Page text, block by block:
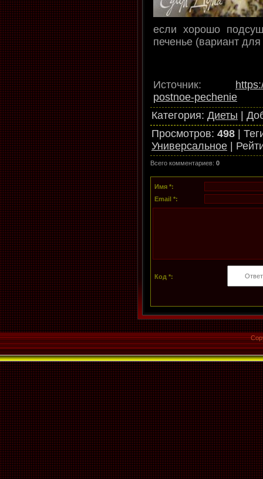
если хорошо
печенье (вариант
Источник:
postnoe-pechenie
Категория: Диеты |
Просмотров: 498 |
Универсальное |
Всего комментариев: 0
Имя *:
Email *:
Код *: